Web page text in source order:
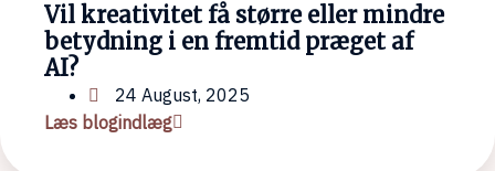
Vil kreativitet få større eller mindre
betydning i en fremtid præget af
AI?
24 August, 2025
Læs blogindlæg